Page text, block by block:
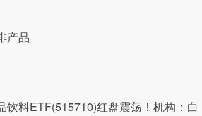
产品
料ETF(515710)红盘震荡！机构：白